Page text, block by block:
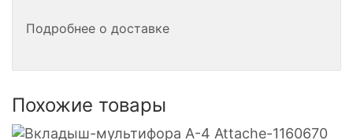
Подробнее о доставке
Похожие товары